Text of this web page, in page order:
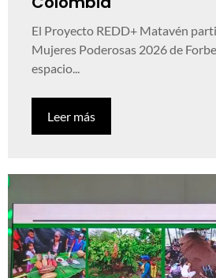
El Proyecto REDD+ Matavén
Mujeres Poderosas 2026 de
espacio...
Leer más